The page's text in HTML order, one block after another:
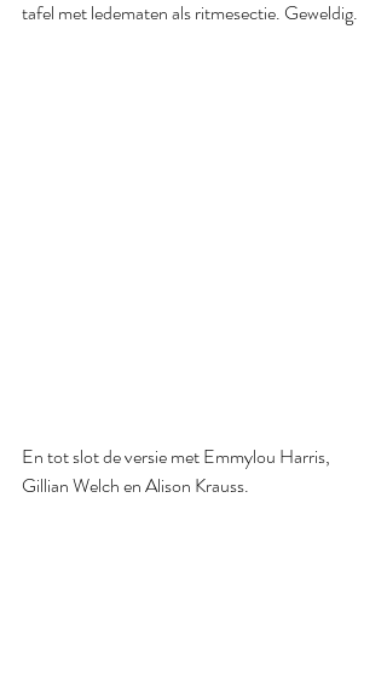
tafel met ledematen als ritmesectie. Geweldig.
En tot slot de versie met Emmylou Harris,
Gillian Welch en Alison Krauss.